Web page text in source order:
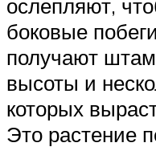
ослепляют,
боковые
получают
высоты и
которых
Это растение